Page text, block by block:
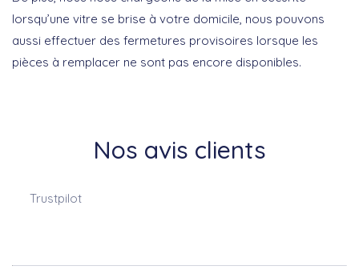
lorsqu’une vitre se brise à votre domicile, nous pouvons
aussi effectuer des fermetures provisoires lorsque les
pièces à remplacer ne sont pas encore disponibles.
Nos avis clients
Trustpilot